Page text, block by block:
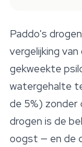
Paddo's
vergelijking
gekweekte
watergehalte
de 5%) zonder
drogen is de
oogst — en de